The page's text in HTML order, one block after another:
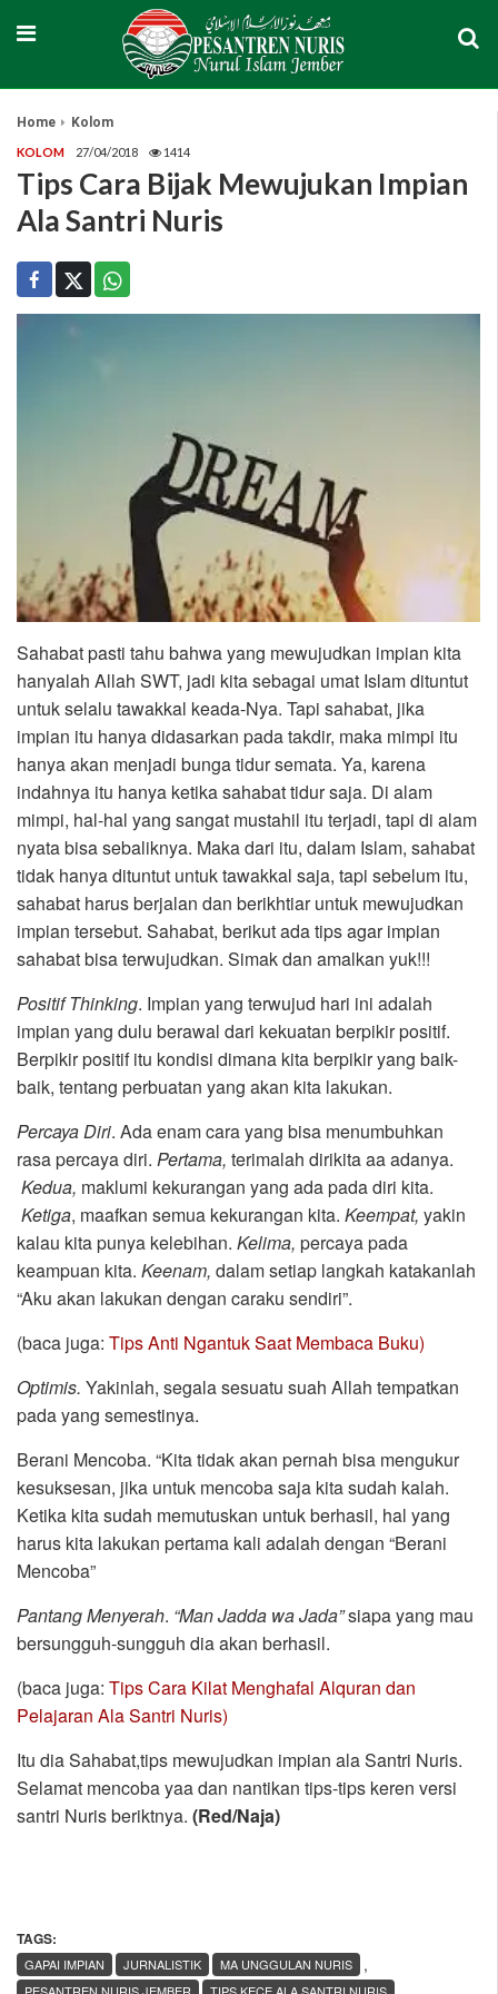
Home Kolom
KOLOM 27/04/2018 1414
Tips Cara Bijak Mewujukan Impian
Ala Santri Nuris
Sahabat pasti tahu bahwa yang mewujudkan impian kita
hanyalah Allah SWT, jadi kita sebagai umat Islam dituntut
untuk selalu tawakkal keada-Nya. Tapi sahabat, jika
impian itu hanya didasarkan pada takdir, maka mimpi itu
hanya akan menjadi bunga tidur semata. Ya, karena
indahnya itu hanya ketika sahabat tidur saja. Di alam
mimpi, hal-hal yang sangat mustahil itu terjadi, tapi di alam
nyata bisa sebaliknya. Maka dari itu, dalam Islam, sahabat
tidak hanya dituntut untuk tawakkal saja, tapi sebelum itu,
sahabat harus berjalan dan berikhtiar untuk mewujudkan
impian tersebut. Sahabat, berikut ada tips agar impian
sahabat bisa terwujudkan. Simak dan amalkan yuk!!!
Positif Thinking. Impian yang terwujud hari ini adalah
impian yang dulu berawal dari kekuatan berpikir positif.
Berpikir positif itu kondisi dimana kita berpikir yang baik-
baik, tentang perbuatan yang akan kita lakukan.
Percaya Diri. Ada enam cara yang bisa menumbuhkan
rasa percaya diri. Pertama, terimalah dirikita aa adanya.
Kedua, maklumi kekurangan yang ada pada diri kita.
Ketiga, maafkan semua kekurangan kita. Keempat, yakin
kalau kita punya kelebihan. Kelima, percaya pada
keampuan kita. Keenam, dalam setiap langkah katakanlah
“Aku akan lakukan dengan caraku sendiri”.
(baca juga: Tips Anti Ngantuk Saat Membaca Buku)
Optimis. Yakinlah, segala sesuatu suah Allah tempatkan
pada yang semestinya.
Berani Mencoba. “Kita tidak akan pernah bisa mengukur
kesuksesan, jika untuk mencoba saja kita sudah kalah.
Ketika kita sudah memutuskan untuk berhasil, hal yang
harus kita lakukan pertama kali adalah dengan “Berani
Mencoba”
Pantang Menyerah. “Man Jadda wa Jada”siapa yang mau
bersungguh-sungguh dia akan berhasil.
(baca juga: Tips Cara Kilat Menghafal Alquran dan
Pelajaran Ala Santri Nuris)
Itu dia Sahabat,tips mewujudkan impian ala Santri Nuris.
Selamat mencoba yaa dan nantikan tips-tips keren versi
santri Nuris beriktnya. (Red/Naja)
TAGS:
,
GAPAI IMPIAN JURNALISTIK
MA UNGGULAN NURIS